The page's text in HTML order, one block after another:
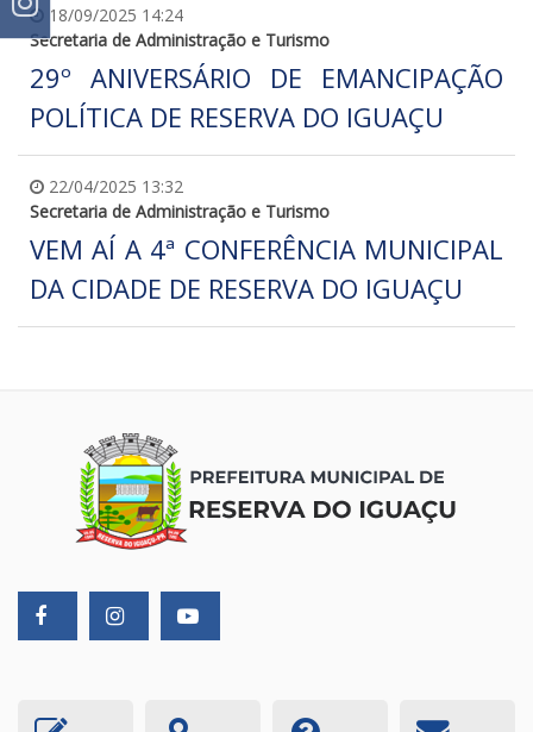
18/09/2025 14:24
Secretaria de Administração e Turismo
29º ANIVERSÁRIO DE EMANCIPAÇÃO
POLÍTICA DE RESERVA DO IGUAÇU
22/04/2025 13:32
Secretaria de Administração e Turismo
VEM AÍ A 4ª CONFERÊNCIA MUNICIPAL
DA CIDADE DE RESERVA DO IGUAÇU